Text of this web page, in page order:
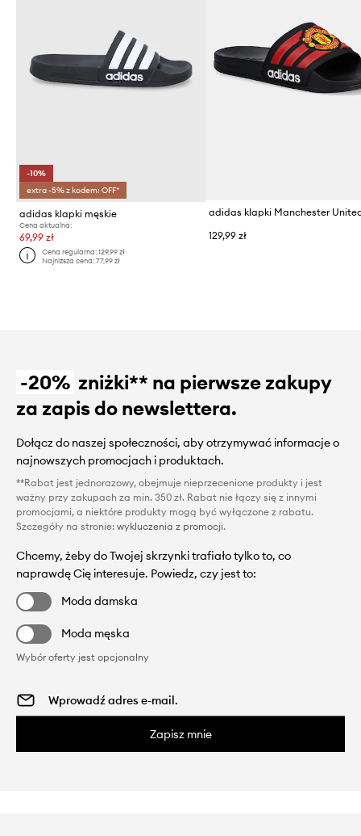
-10%
extra -5% z kodem: OFF*
adidas klapki męskie
Cena aktualna:
69,99 zł
Cena regularna:129,99 zł
Najniższa cena:77,99 zł
adidas klapki Manchester
129,99 zł
-20% zniżki** na pierwsze zakupy
za zapis do newslettera.
Dołącz do naszej społeczności, aby otrzymywać informacje o
najnowszych promocjach i produktach.
**Rabat jest jednorazowy, obejmuje nieprzecenione produkty i jest
ważny przy zakupach za min. 350 zł. Rabat nie łączy się z innymi
promocjami, a niektóre produkty mogą być wyłączone z rabatu.
Szczegóły na stronie: wykluczenia z promocji.
Chcemy, żeby do Twojej skrzynki trafiało tylko to, co
naprawdę Cię interesuje. Powiedz, czy jest to:
Moda damska
Moda męska
Wybór oferty jest opcjonalny
Zapisz mnie